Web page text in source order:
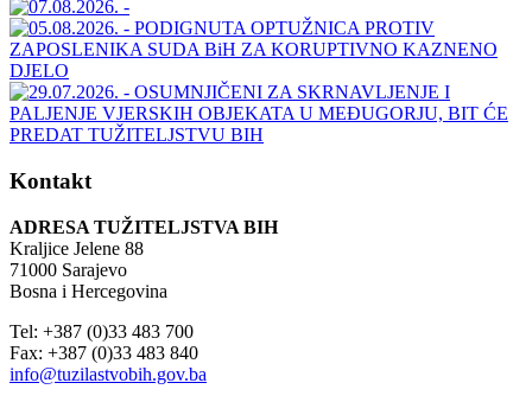
Kontakt
ADRESA TUŽITELJSTVA BIH
Kraljice Jelene 88
71000 Sarajevo
Bosna i Hercegovina
Tel: +387 (0)33 483 700
Fax: +387 (0)33 483 840
info@tuzilastvobih.gov.ba